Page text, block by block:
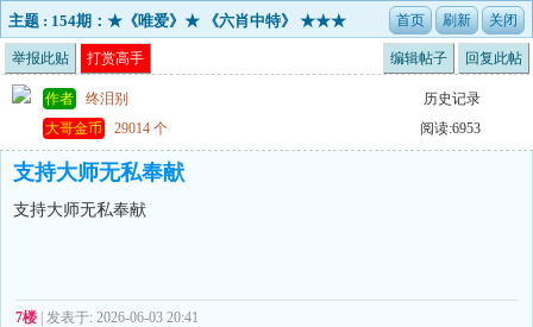
主题 : 154期：★《唯爱》★ 《六肖中特》 ★★★
长期稳定好料,实力见证！
举报此贴 打赏高手 编辑帖子 回复此帖
作者 终泪别
历史记录
大哥金币
29014 个 阅读:6953
支持大师无私奉献
支持大师无私奉献
7楼 | 发表于: 2026-06-03 20:41